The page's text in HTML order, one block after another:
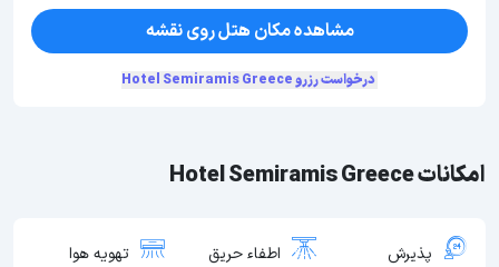
امکانات Hotel Semiramis Greece
پذیرش اطفاء حریق تهویه هوا
مشاهده مکان هتل روی نقشه
درخواست رزرو Hotel Semiramis Greece